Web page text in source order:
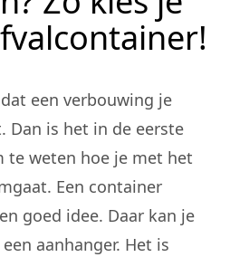
een verbouwing je
Dan is het in de eerste
te weten hoe je met het
Een container
goed idee. Daar kan je
aanhanger. Het is